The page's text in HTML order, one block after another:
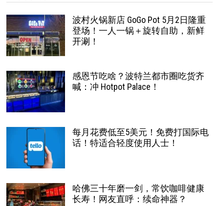
波村火锅新店 GoGo Pot 5月2日隆重
登场！一人一锅＋旋转自助，新鲜
开涮！
感恩节吃啥？波特兰都市圈吃货齐
喊：冲 Hotpot Palace！
每月花费低至5美元！免费打国际电
话！特适合轻度使用人士！
哈佛三十年磨一剑，常饮咖啡健康
长寿！网友直呼：续命神器？